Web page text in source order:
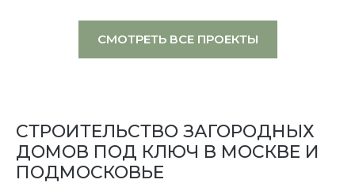
СМОТРЕТЬ ВСЕ ПРОЕКТЫ
СТРОИТЕЛЬСТВО ЗАГОРОДНЫХ
ДОМОВ ПОД КЛЮЧ В МОСКВЕ И
ПОДМОСКОВЬЕ